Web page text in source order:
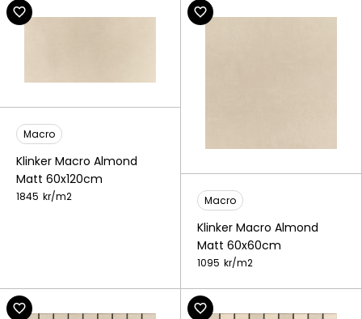
Macro
Klinker Macro Almond
Matt 60x120cm
1845 kr/m2 Macro
Klinker Macro Almond
Matt 60x60cm
1095 kr/m2